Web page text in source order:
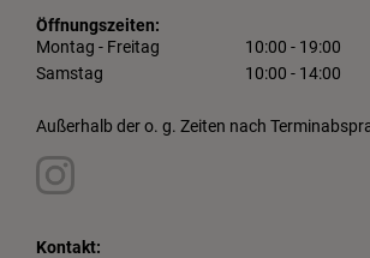
Öffnungszeiten:
Montag - Freitag
10:00 - 19:00
Samstag
10:00 - 14:00
Außerhalb der o. g. Zeiten nach
Kontakt: